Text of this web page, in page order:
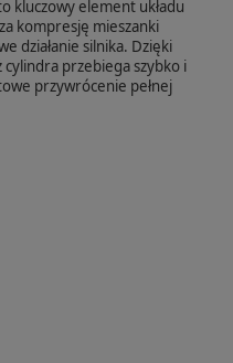
kluczowy element układu
kompresję mieszanki
działanie silnika. Dzięki
przebiega szybko i
przywrócenie pełnej